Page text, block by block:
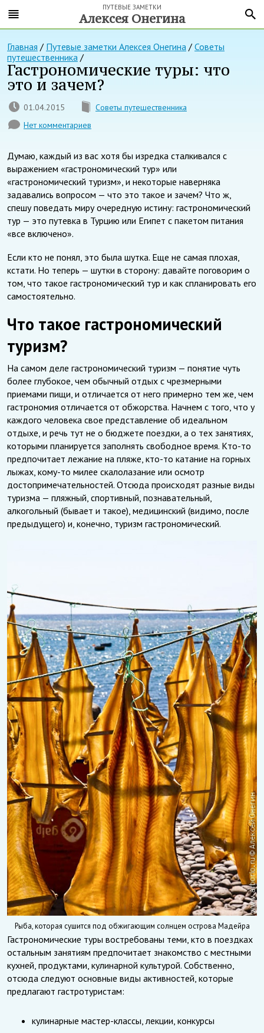
ПУТЕВЫЕ ЗАМЕТКИ
Алексея Онегина
Главная / Путевые заметки Алексея Онегина / Советы
путешественника /
Гастрономические туры: что
это и зачем?
01.04.2015
Советы путешественника
Нет комментариев
Думаю, каждый из вас хотя бы изредка сталкивался с
выражением «гастрономический тур» или
«гастрономический туризм», и некоторые наверняка
задавались вопросом — что это такое и зачем? Что ж,
спешу поведать миру очередную истину: гастрономический
тур — это путевка в Турцию или Египет с пакетом питания
«все включено».
Если кто не понял, это была шутка. Еще не самая плохая,
кстати. Но теперь — шутки в сторону: давайте поговорим о
том, что такое гастрономический тур и как спланировать его
самостоятельно.
Что такое гастрономический
туризм?
На самом деле гастрономический туризм — понятие чуть
более глубокое, чем обычный отдых с чрезмерными
приемами пищи, и отличается от него примерно тем же, чем
гастрономия отличается от обжорства. Начнем с того, что у
каждого человека свое представление об идеальном
отдыхе, и речь тут не о бюджете поездки, а о тех занятиях,
которыми планируется заполнять свободное время. Кто-то
предпочитает лежание на пляже, кто-то катание на горных
лыжах, кому-то милее скалолазание или осмотр
достопримечательностей. Отсюда происходят разные виды
туризма — пляжный, спортивный, познавательный,
алкогольный (бывает и такое), медицинский (видимо, после
предыдущего) и, конечно, туризм гастрономический.
Рыба, которая сушится под обжигающим солнцем острова Мадейра
Гастрономические туры востребованы теми, кто в поездках
остальным занятиям предпочитает знакомство с местными
кухней, продуктами, кулинарной культурой. Собственно,
отсюда следуют основные виды активностей, которые
предлагают гастротуристам:
кулинарные мастер-классы, лекции, конкурсы